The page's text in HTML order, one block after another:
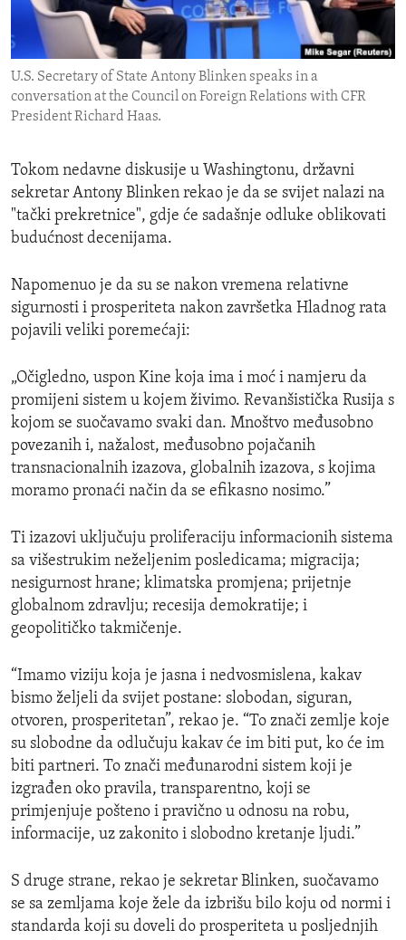
ENVIRONMENT AND HEALTH
IDEALS AND INSTITUTIONS
U.S. Secretary of State Antony Blinken speaks in a
conversation at the Council on Foreign Relations with CFR
President Richard Haas.
Tokom nedavne diskusije u Washingtonu, državni
sekretar Antony Blinken rekao je da se svijet nalazi na
"tački prekretnice", gdje će sadašnje odluke oblikovati
budućnost decenijama.
Napomenuo je da su se nakon vremena relativne
sigurnosti i prosperiteta nakon završetka Hladnog rata
pojavili veliki poremećaji:
„Očigledno, uspon Kine koja ima i moć i namjeru da
promijeni sistem u kojem živimo. Revanšistička Rusija s
kojom se suočavamo svaki dan. Mnoštvo međusobno
povezanih i, nažalost, međusobno pojačanih
transnacionalnih izazova, globalnih izazova, s kojima
moramo pronaći način da se efikasno nosimo.”
Ti izazovi uključuju proliferaciju informacionih sistema
sa višestrukim neželjenim posledicama; migracija;
nesigurnost hrane; klimatska promjena; prijetnje
globalnom zdravlju; recesija demokratije; i
geopolitičko takmičenje.
“Imamo viziju koja je jasna i nedvosmislena, kakav
bismo željeli da svijet postane: slobodan, siguran,
otvoren, prosperitetan”, rekao je. “To znači zemlje koje
su slobodne da odlučuju kakav će im biti put, ko će im
biti partneri. To znači međunarodni sistem koji je
izgrađen oko pravila, transparentno, koji se
primjenjuje pošteno i pravično u odnosu na robu,
informacije, uz zakonito i slobodno kretanje ljudi.”
S druge strane, rekao je sekretar Blinken, suočavamo
se sa zemljama koje žele da izbrišu bilo koju od normi i
standarda koji su doveli do prosperiteta u posljednjih